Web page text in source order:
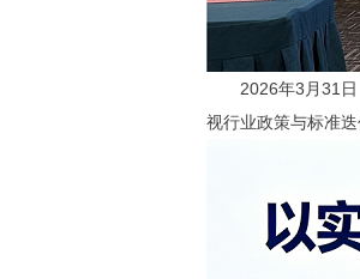
2026年3月31日，
视行业政策与标准